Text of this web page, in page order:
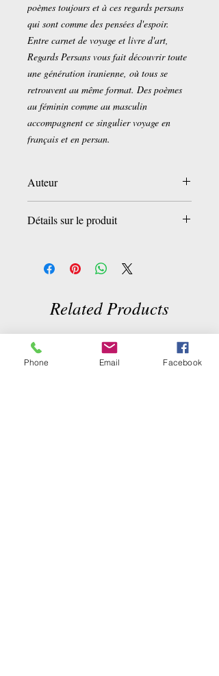
poèmes toujours et à ces regards persans
qui sont comme des pensées d'espoir.
Entre carnet de voyage et livre d'art,
Regards Persans vous fait découvrir toute
une génération iranienne, où tous se
retrouvent au même format. Des poèmes
au féminin comme au masculin
accompagnent ce singulier voyage en
français et en persan.
Auteur
Détails sur le produit
Editeur :
Orients Editions (19 octobre
2018)
ISBN-13:979-1093315089
Dimensions du produit:17,6 x 0,6 x 23,1
cm
Related Products
Phone Email Facebook